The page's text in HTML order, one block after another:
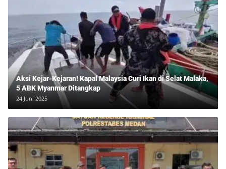
Aksi Kejar-Kejaran! Kapal Malaysia Curi Ikan di Selat Malaka,
5 ABK Myanmar Ditangkap
24 Juni 2025